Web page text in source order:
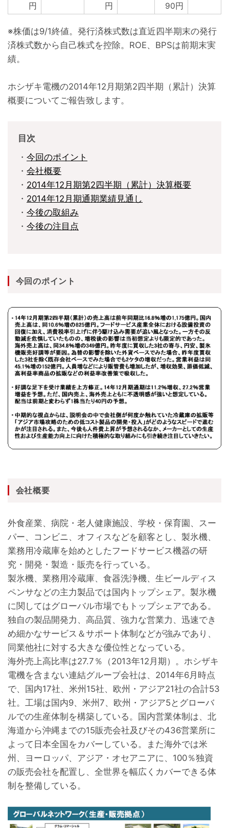
円
円
90円
※株価は9/1終値。発行済株式数は直近四半期末の発行
済株式数から自己株式を控除。ROE、BPSは前期末実
績。
ホシザキ電機の2014年12月期第2四半期（累計）決算
概要についてご報告致します。
目次
・ 今回のポイント
・ 会社概要
・ 2014年12月期第2四半期（累計）決算概要
・ 2014年12月期通期業績見通し
・ 今後の取組み
・ 今後の注目点
今回のポイント
会社概要
外食産業、病院・老人健康施設、学校・保育園、スー
パー、コンビニ、オフィスなどを顧客とし、製氷機、
業務用冷蔵庫を始めとしたフードサービス機器の研
究・開発・製造・販売を行っている。
製氷機、業務用冷蔵庫、食器洗浄機、生ビールディス
ペンサなどの主力製品では国内トップシェア。製氷機
に関してはグローバル市場でもトップシェアである。
独自の製品開発力、高品質、強力な営業力、迅速でき
め細かなサービス＆サポート体制などが強みであり、
同業他社に対する大きな優位性となっている。
海外売上高比率は27.7％（2013年12月期）。ホシザキ
電機を含まない連結グループ会社は、2014年6月時点
で、国内17社、米州15社、欧州・アジア21社の合計53
社。工場は国内9、米州7、欧州・アジア5とグローバ
ルでの生産体制を構築している。国内営業体制は、北
海道から沖縄までの15販売会社及びその436営業所に
よって日本全国をカバーしている。また海外では米
州、ヨーロッパ、アジア・オセアニアに、100％独資
の販売会社を配置し、全世界を幅広くカバーできる体
制を整備している。